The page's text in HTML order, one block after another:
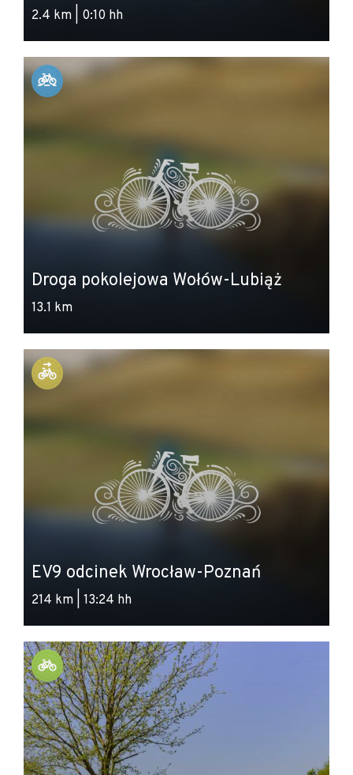
2.4 km | 0:10 hh
Droga pokolejowa Wołów-Lubiąż
13.1 km
EV9 odcinek Wrocław-Poznań
214 km | 13:24 hh